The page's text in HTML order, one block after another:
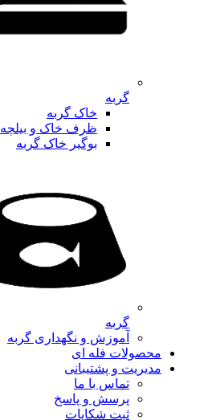
گربه
خاک گربه
ظرف خاک و بیلچه
بوگیر خاک گربه
گربه
آموزش و نگهداری گربه
محصولات فله ای
مدیریت و پشتیبانی
تماس با ما
پرسش و پاسخ
ثبت شکایات